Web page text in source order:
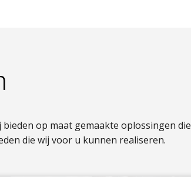
op maat gemaakte oplossingen die
die wij voor u kunnen realiseren.